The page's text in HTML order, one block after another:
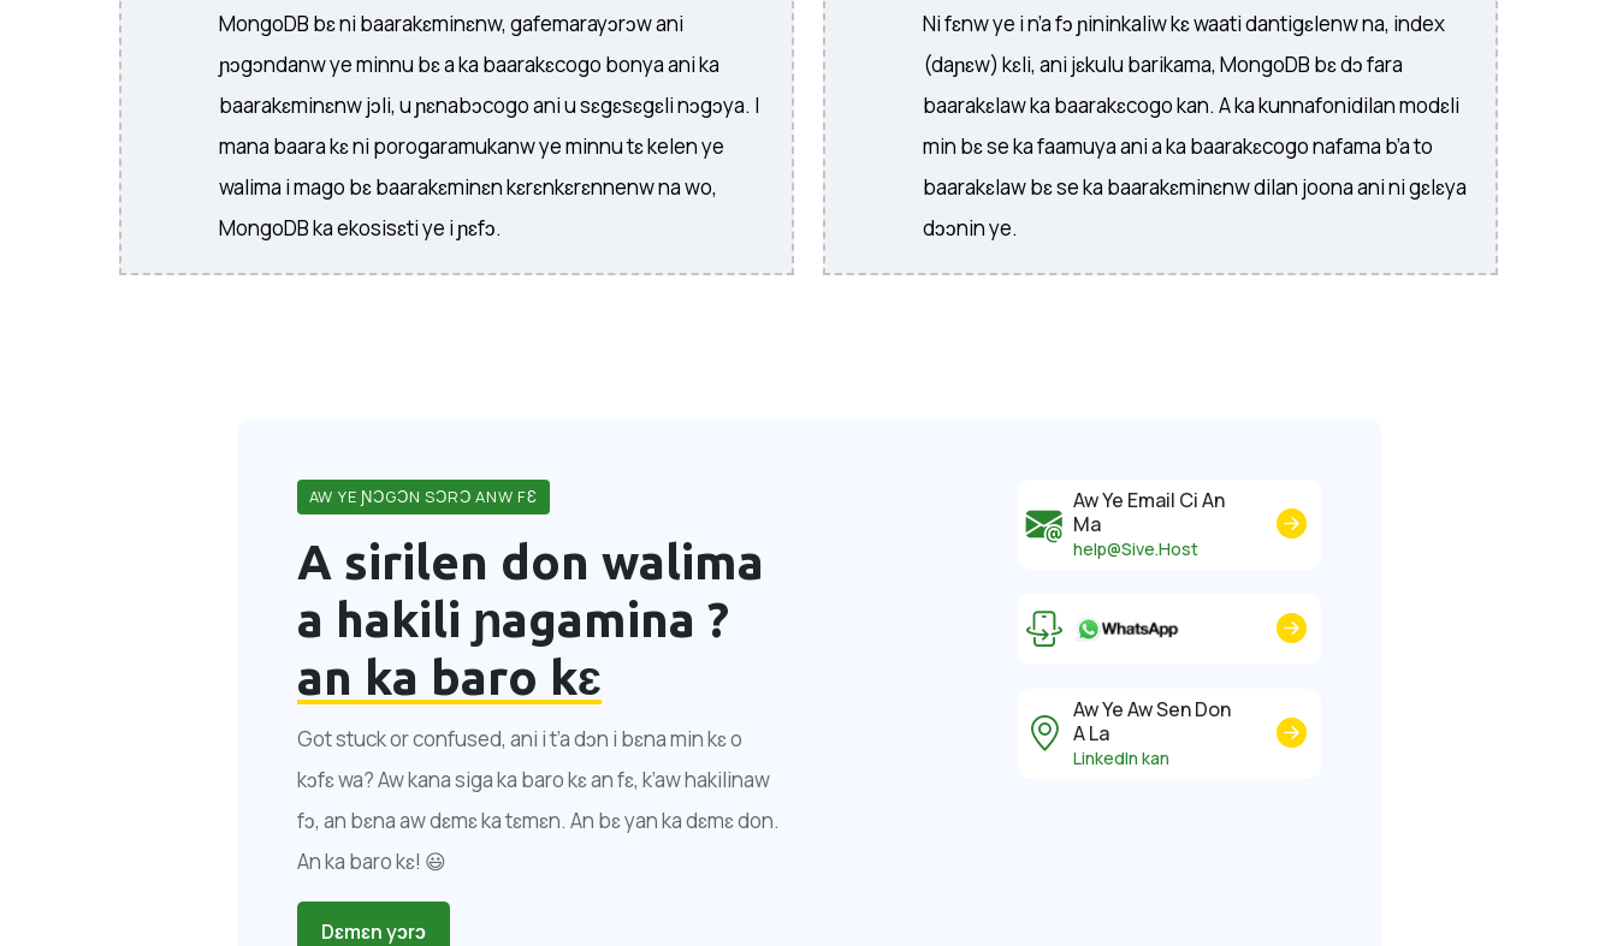
MongoDB bɛ ni baarakɛminɛnw, gafemarayɔrɔw ani
ɲɔgɔndanw ye minnu bɛ a ka baarakɛcogo bonya ani ka
baarakɛminɛnw jɔli, u ɲɛnabɔcogo ani u sɛgɛsɛgɛli nɔgɔya. I
mana baara kɛ ni porogaramukanw ye minnu tɛ kelen ye
walima i mago bɛ baarakɛminɛn kɛrɛnkɛrɛnnenw na wo,
MongoDB ka ekosisɛti ye i ɲɛfɔ.
Ni fɛnw ye i n’a fɔ ɲininkaliw kɛ waati dantigɛlenw na, index
(daɲɛw) kɛli, ani jɛkulu barikama, MongoDB bɛ dɔ fara
baarakɛlaw ka baarakɛcogo kan. A ka kunnafonidilan modɛli
min bɛ se ka faamuya ani a ka baarakɛcogo nafama b’a to
baarakɛlaw bɛ se ka baarakɛminɛnw dilan joona ani ni gɛlɛya
dɔɔnin ye.
AW YE ƝƆGƆN SƆRƆ ANW FƐ
A sirilen don walima
a hakili ɲagamina ?
an ka baro kɛ
Got stuck or confused, ani i t’a dɔn i bɛna min kɛ o
kɔfɛ wa? Aw kana siga ka baro kɛ an fɛ, k’aw hakilinaw
fɔ, an bɛna aw dɛmɛ ka tɛmɛn. An bɛ yan ka dɛmɛ don.
An ka baro kɛ! 😃
Dɛmɛn yɔrɔ
Aw Ye Email Ci An
Ma
help@Sive.Host
Aw Ye Aw Sen Don
A La
LinkedIn kan